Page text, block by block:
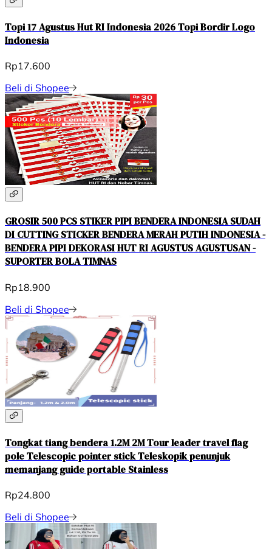
Topi 17 Agustus Hut RI Indonesia 2026 Topi Bordir Logo
Indonesia
Rp17.600
Beli di Shopee
GROSIR 500 PCS STIKER PIPI BENDERA INDONESIA SUDAH
DI CUTTING STICKER BENDERA MERAH PUTIH INDONESIA -
BENDERA PIPI DEKORASI HUT RI AGUSTUS AGUSTUSAN -
SUPORTER BOLA TIMNAS
Rp18.900
Beli di Shopee
Tongkat tiang bendera 1.2M 2M Tour leader travel flag
pole Telescopic pointer stick Teleskopik penunjuk
memanjang guide portable Stainless
Rp24.800
Beli di Shopee